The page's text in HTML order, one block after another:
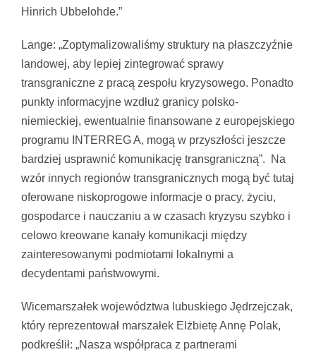
Hinrich Ubbelohde.”
Lange: „Zoptymalizowaliśmy struktury na płaszczyźnie
landowej, aby lepiej zintegrować sprawy
transgraniczne z pracą zespołu kryzysowego. Ponadto
punkty informacyjne wzdłuż granicy polsko-
niemieckiej, ewentualnie finansowane z europejskiego
programu INTERREG A, mogą w przyszłości jeszcze
bardziej usprawnić komunikację transgraniczną”. Na
wzór innych regionów transgranicznych mogą być tutaj
oferowane niskoprogowe informacje o pracy, życiu,
gospodarce i nauczaniu a w czasach kryzysu szybko i
celowo kreowane kanały komunikacji między
zainteresowanymi podmiotami lokalnymi a
decydentami państwowymi.
Wicemarszałek województwa lubuskiego Jędrzejczak,
który reprezentował marszałek Elżbietę Annę Polak,
podkreślił: „Nasza współpraca z partnerami